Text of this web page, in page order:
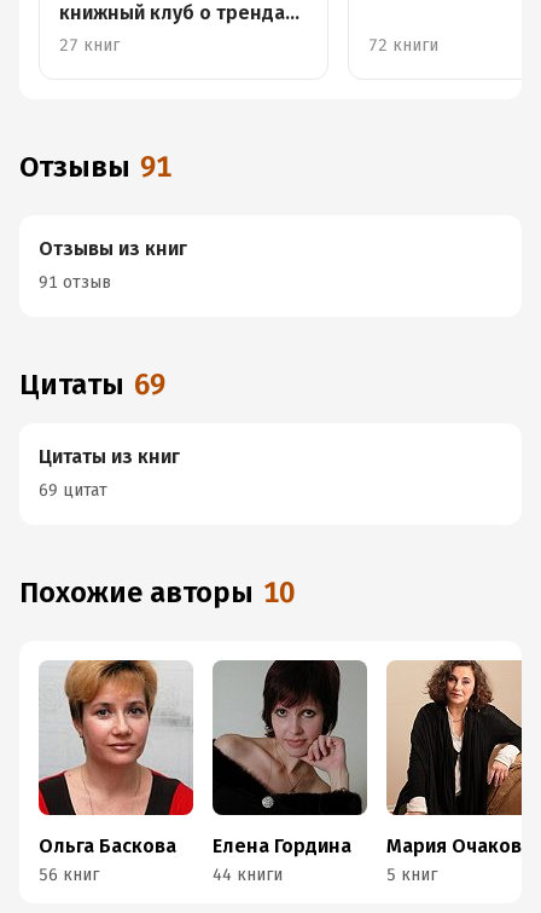
книжный клуб о трендах
жанра
27 книг 72 книги
Отзывы 91
Отзывы из книг
91 отзыв
Цитаты 69
Цитаты из книг
69 цитат
Похожие авторы 10
Ольга Баскова
56 книг
Елена Гордина
44 книги 5 книг